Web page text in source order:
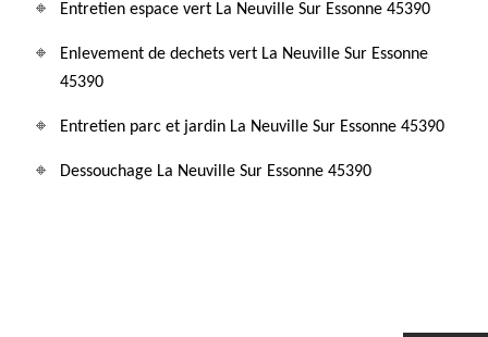
Entretien espace vert La Neuville Sur Essonne 45390
Enlevement de dechets vert La Neuville Sur Essonne
45390
Entretien parc et jardin La Neuville Sur Essonne 45390
Dessouchage La Neuville Sur Essonne 45390